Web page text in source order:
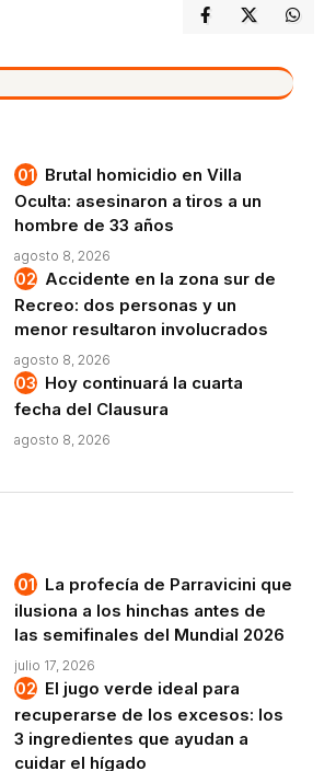
Brutal homicidio en Villa
Oculta: asesinaron a tiros a un
hombre de 33 años
agosto 8, 2026
Accidente en la zona sur de
Recreo: dos personas y un
menor resultaron involucrados
agosto 8, 2026
Hoy continuará la cuarta
fecha del Clausura
agosto 8, 2026
La profecía de Parravicini que
ilusiona a los hinchas antes de
las semifinales del Mundial 2026
julio 17, 2026
El jugo verde ideal para
recuperarse de los excesos: los
3 ingredientes que ayudan a
cuidar el hígado